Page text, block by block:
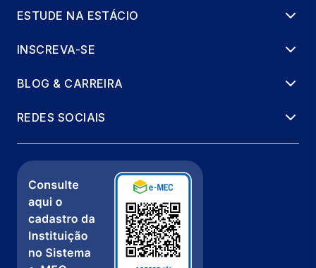
ESTUDE NA ESTÁCIO
INSCREVA-SE
BLOG & CARREIRA
REDES SOCIAIS